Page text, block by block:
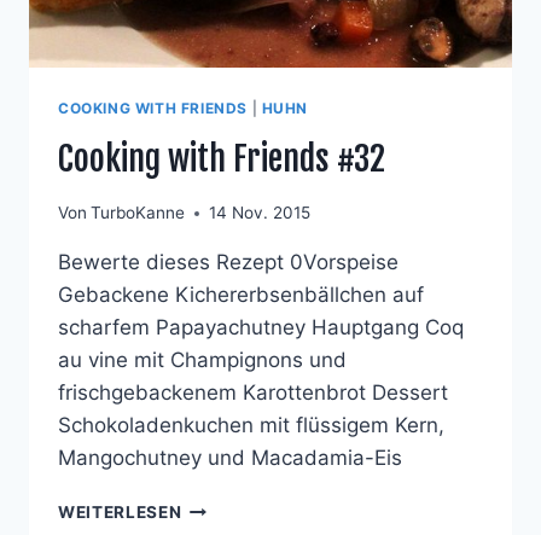
COOKING WITH FRIENDS HUHN
Cooking with Friends #32
Von TurboKanne 14 Nov. 2015
Bewerte dieses Rezept 0Vorspeise
Gebackene Kichererbsenbällchen auf
scharfem Papayachutney Hauptgang Coq
au vine mit Champignons und
frischgebackenem Karottenbrot Dessert
Schokoladenkuchen mit flüssigem Kern,
Mangochutney und Macadamia-Eis
WEITERLESEN COOKING